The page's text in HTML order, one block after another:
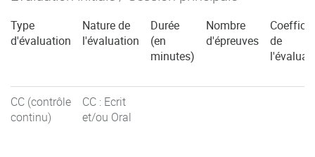
Type
d'évaluation
Nature de
l'évaluation
Durée
(en
minutes)
Nombre
d'épreuves
de
CC (contrôle
continu)
CC : Ecrit
et/ou Oral